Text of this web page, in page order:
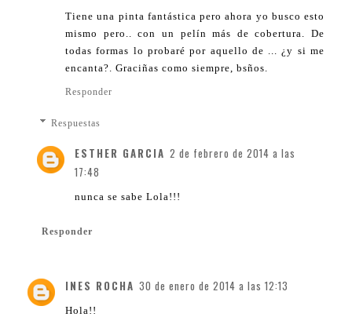
Tiene una pinta fantástica pero ahora yo busco esto
mismo pero.. con un pelín más de cobertura. De
todas formas lo probaré por aquello de ... ¿y si me
encanta?. Graciñas como siempre, bsños.
Responder
Respuestas
ESTHER GARCIA 2 de febrero de 2014 a las
17:48
nunca se sabe Lola!!!
Responder
INES ROCHA 30 de enero de 2014 a las 12:13
Hola!!